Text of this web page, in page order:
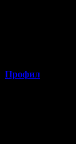
Профил